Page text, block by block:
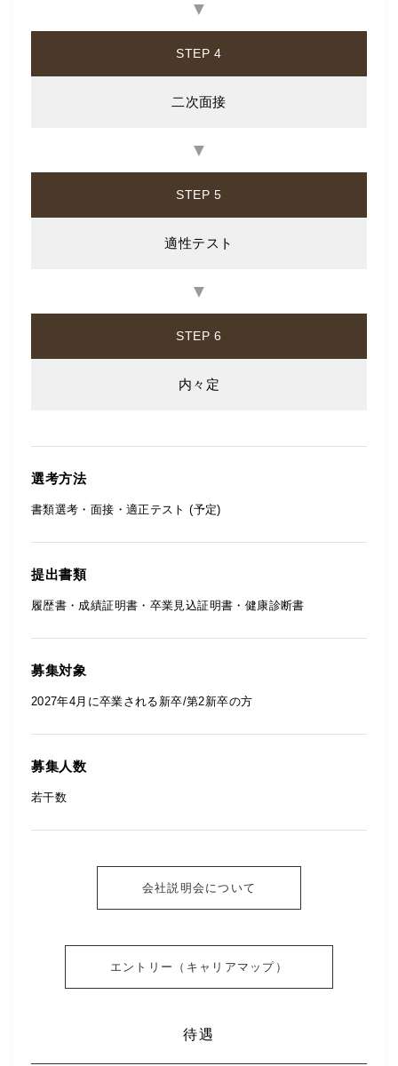
▼
STEP 4
二次面接
▼
STEP 5
適性テスト
▼
STEP 6
内々定
選考方法
書類選考・面接・適正テスト (予定)
提出書類
履歴書・成績証明書・卒業見込証明書・健康診断書
募集対象
2027年4月に卒業される新卒/第2新卒の方
募集人数
若干数
会社説明会について
エントリー（キャリアマップ）
待遇